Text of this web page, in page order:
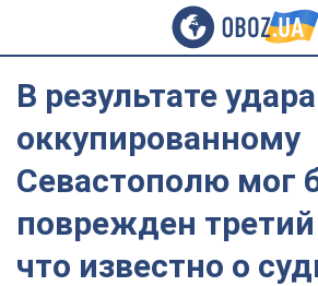
В результате
оккупированному
Севастополю мог
поврежден
что известно о